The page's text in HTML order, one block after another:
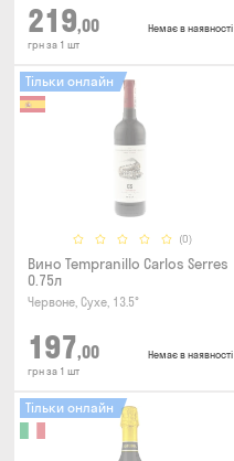
219,00
грн за 1 шт
Немає в наявності
(0)
Тільки онлайн
Вино Tempranillo Carlos Serres
0.75л
Червоне, Сухе, 13.5°
197,00
грн за 1 шт
Немає в наявності
Тільки онлайн